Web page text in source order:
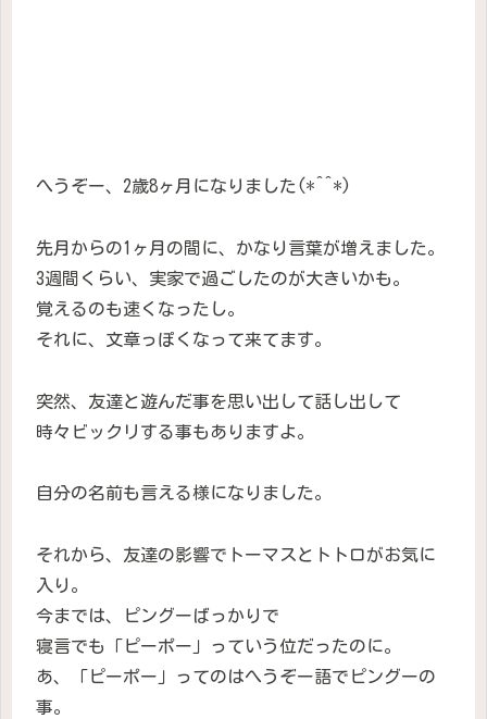
へうぞー、2歳8ヶ月になりました(*^^*)
先月からの1ヶ月の間に、かなり言葉が増えました。
3週間くらい、実家で過ごしたのが大きいかも。
覚えるのも速くなったし。
それに、文章っぽくなって来てます。
突然、友達と遊んだ事を思い出して話し出して
時々ビックリする事もありますよ。
自分の名前も言える様になりました。
それから、友達の影響でトーマスとトトロがお気に
入り。
今までは、ピングーばっかりで
寝言でも「ピーポー」っていう位だったのに。
あ、「ピーポー」ってのはへうぞー語でピングーの
事。